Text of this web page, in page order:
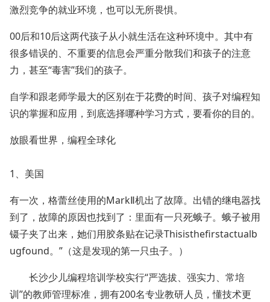
激烈竞争的就业环境，也可以无所畏惧。
00后和10后这两代孩子从小就生活在这种环境中。其中有
很多错误的、不重要的信息会严重分散我们和孩子的注意
力，甚至“毒害”我们的孩子。
自学和跟老师学最大的区别在于花费的时间、孩子对编程知
识的掌握和应用，到底选择哪种学习方式，要看你的目的。
放眼看世界，编程全球化
1、美国
有一次，格蕾丝使用的MarkⅡ机出了故障。出错的继电器找
到了，故障的原因也找到了：里面有一只死蛾子。蛾子被用
镊子夹了出来，她们用胶条贴在记录Thisisthefirstactualb
ugfound。”（这是发现的第一只虫子。）
长沙少儿编程培训学校实行“严选拔、强实力、常培
训”的教师管理标准，拥有200名专业教研人员，懂技术更